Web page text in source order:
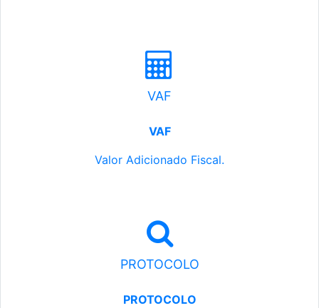
VAF
VAF
Valor Adicionado Fiscal.
PROTOCOLO
PROTOCOLO